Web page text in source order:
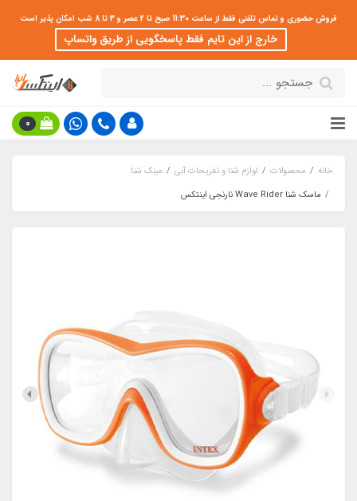
فروش حضوری و تماس تلفنی فقط از ساعت 11:30 صبح تا 2 عصر و 3 تا 8 شب امکان پذیر است
خارج از این تایم فقط پاسخگویی از طریق واتساپ
0
خانه محصولات لوازم شنا و تفریحات آبی
عینک شنا
ماسک شنا Wave Rider نارنجی اینتکس